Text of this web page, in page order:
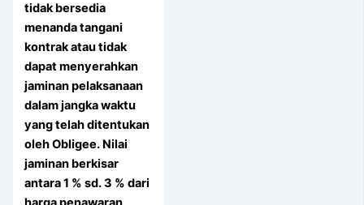
tidak bersedia
menanda tangani
kontrak atau tidak
dapat menyerahkan
jaminan pelaksanaan
dalam jangka waktu
yang telah ditentukan
oleh Obligee. Nilai
jaminan berkisar
antara 1 % sd. 3 % dari